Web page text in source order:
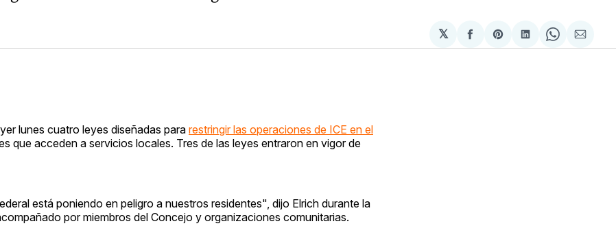
𝕏
Compartir
en
Share
on
Compartir
en
Share
on
via
lunes cuatro leyes diseñadas para restringir las operaciones de ICE en el
que acceden a servicios locales. Tres de las leyes entraron en vigor de
está poniendo en peligro a nuestros residentes", dijo Elrich durante la
por miembros del Concejo y organizaciones comunitarias.